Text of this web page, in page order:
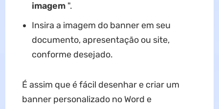
imagem".
Insira a imagem do banner em seu
documento, apresentação ou site,
conforme desejado.
É assim que é fácil desenhar e criar um
banner personalizado no Word e